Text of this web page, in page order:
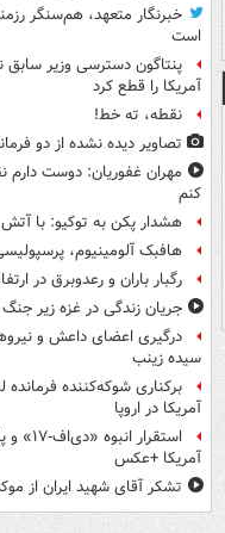
خبرنگار متعهد، هم‌سنگر
است
پنتاگون دسترسی وزیر سابق
آمریکا را قطع کرد
نقطه، ته خط!
تصاویر دیده‌ نشده از دو
مهران غفوریان: دوست
کنم
هشدار پکن به توکیو: با آتش
هافبک آلومینیوم،
رگبار باران و رعدوبرق در
جریان زندگی در غزه زیر جنگ
درگیری اعضای داعش و
سیده زینب
برکناری شوکه‌کننده
آمریکا در اروپا
استقرار
آمریکا +عکس
تشکر آقای شهید ایران از